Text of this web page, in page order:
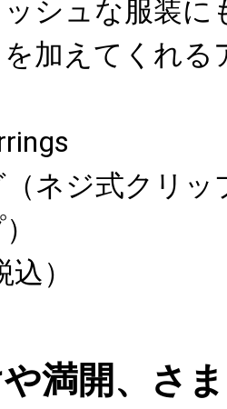
シュな服装に
加えてくれる
ネジ式クリッ
）
満開、さ